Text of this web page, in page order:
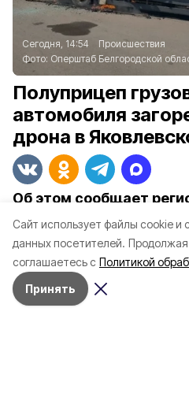
Cайт использует файлы cookie и
данных посетителей. Продолжая
соглашаетесь с Политикой
Принять
Сегодня, 14:54
Происшествия
Фото: Оперштаб Белгородской
Полуприцеп
автомобиля
дрона в
Об этом сообщает
В Новооскольском
беспилотник атаковал
автомобиль на
У одного мужчины